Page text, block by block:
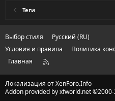
Теги
Выбор стиля
Русский (RU)
Условия и правила
Политика
Главная
R
Локализация отXenForo.Info
Addon provided by xfworld.net